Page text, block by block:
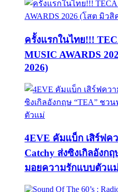
ครั้งแรกในไทย!!!
MUSIC AWARDS
2026)
4EVE คัมแบ็ก เสิร์ฟค
Catchy ส่งซิงเกิลอังก
มอยความรักแบบตัวแ